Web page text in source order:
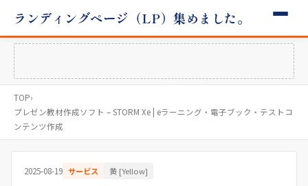
ランディングページ（LP）集めました。
TOP›
プレゼン教材作成ソフト – STORM Xe | eラーニング・電子ブック・テストコ
ンテンツ作成
2025-08-19 サービス 黄 [Yellow]